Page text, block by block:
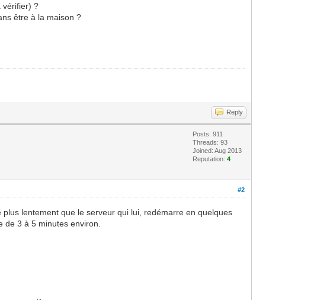
vérifier) ?
être à la maison ?
Reply
Posts: 911
Threads: 93
Joined: Aug 2013
Reputation:4
#2
lentement que le serveur qui lui, redémarre en quelques
3 à 5 minutes environ.